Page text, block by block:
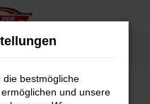
die bestmögliche
und unsere